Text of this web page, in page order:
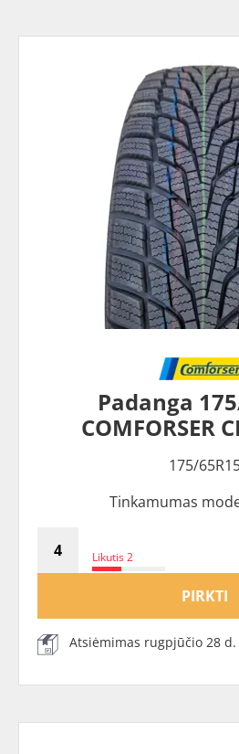
Padanga
COMFORSER
175/
Tinkamumas
Likutis 2
PIRKTI
Atsiėmimas rugpjūčio 28 d.